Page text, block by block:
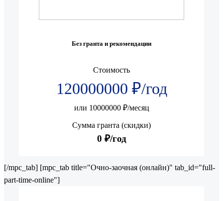
Без гранта и рекомендации
Стоимость
120000000 ₽/год
или 10000000 ₽/месяц
Сумма гранта (скидки)
0 ₽/год
[/mpc_tab] [mpc_tab title="Очно-заочная (онлайн)" tab_id="full-
part-time-online"]